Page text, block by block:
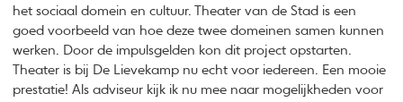
het sociaal domein en cultuur. Theater van de Stad is een
goed voorbeeld van hoe deze twee domeinen samen kunnen
werken. Door de impulsgelden kon dit project opstarten.
Theater is bij De Lievekamp nu echt voor iedereen. Een mooie
prestatie! Als adviseur kijk ik nu mee naar mogelijkheden voor